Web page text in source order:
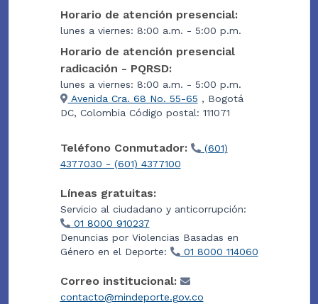
Horario de atención presencial:
lunes a viernes: 8:00 a.m. - 5:00 p.m.
Horario de atención presencial
radicación - PQRSD:
lunes a viernes: 8:00 a.m. - 5:00 p.m.
Avenida Cra. 68 No. 55-65 , Bogotá
DC, Colombia Código postal: 111071
Teléfono Conmutador:
(601)
4377030 - (601) 4377100
Líneas gratuitas:
Servicio al ciudadano y anticorrupción:
01 8000 910237
Denuncias por Violencias Basadas en
Género en el Deporte:
01 8000 114060
Correo institucional:
contacto@mindeporte.gov.co